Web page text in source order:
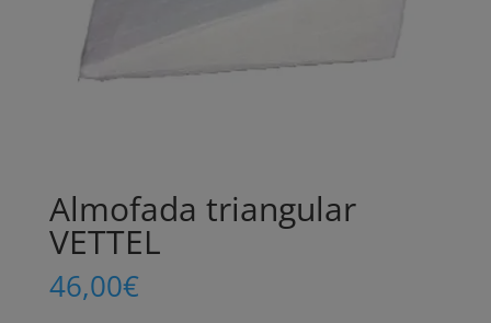
Almofada triangular
VETTEL
46,00€